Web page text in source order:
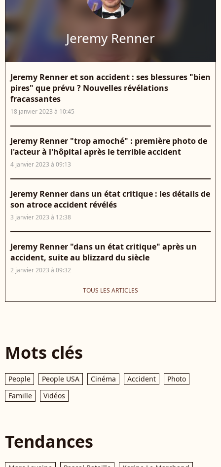
Jeremy Renner
Jeremy Renner et son accident : ses blessures "bien
pires" que prévu ? Nouvelles révélations
fracassantes
18 janvier 2023 à 10:45
Jeremy Renner "trop amoché" : première photo de
l'acteur à l'hôpital après le terrible accident
4 janvier 2023 à 09:13
Jeremy Renner dans un état critique : les détails de
son atroce accident révélés
3 janvier 2023 à 12:38
Jeremy Renner "dans un état critique" après un
accident, suite au blizzard du siècle
2 janvier 2023 à 09:32
TOUS LES ARTICLES
Mots clés
People People USA Cinéma Accident
Photo
Famille
Vidéos
Tendances